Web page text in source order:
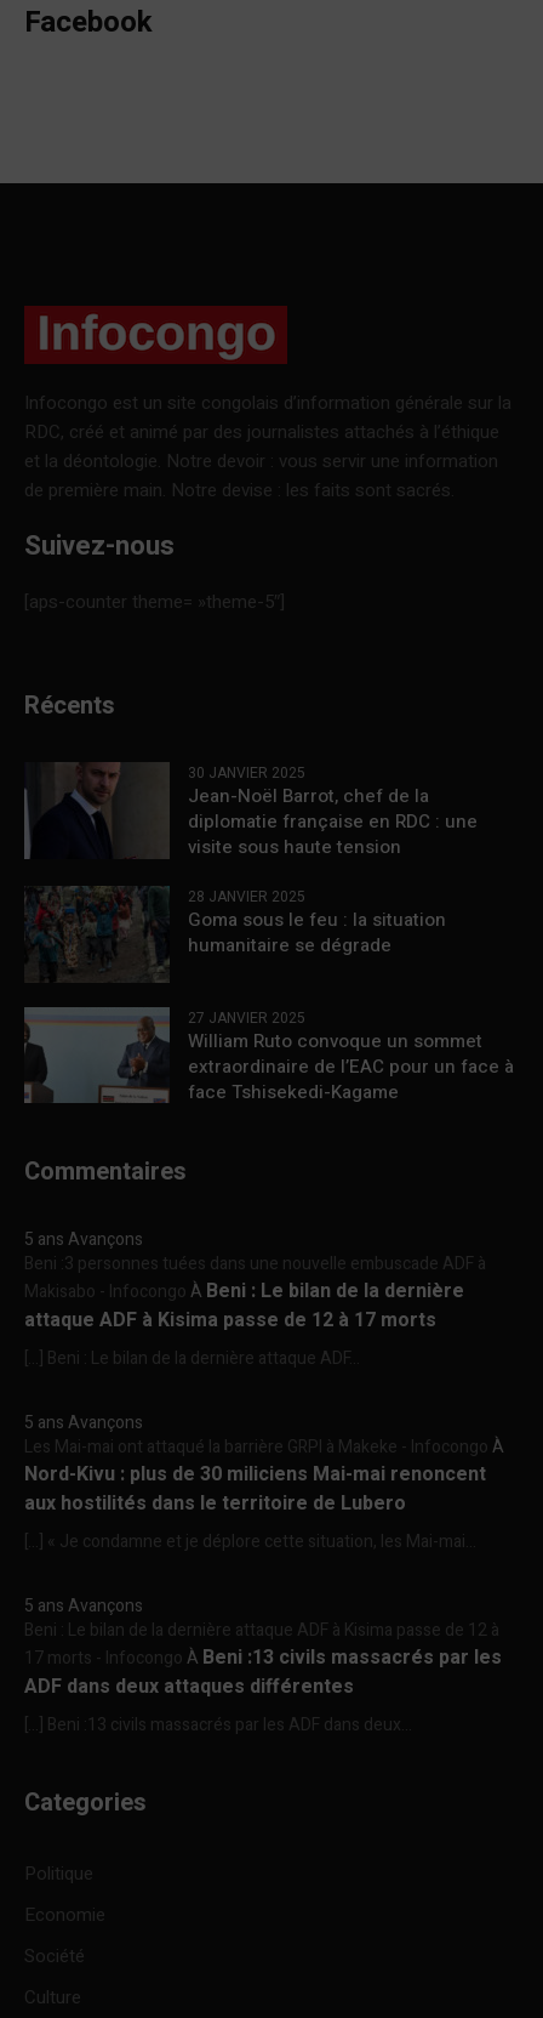
Facebook
Infocongo est un site congolais d’information générale sur la
RDC, créé et animé par des journalistes attachés à l’éthique
et la déontologie. Notre devoir : vous servir une information
de première main. Notre devise : les faits sont sacrés.
Suivez-nous
[aps-counter theme= »theme-5″]
Récents
30 JANVIER 2025
Jean-Noël Barrot, chef de la
diplomatie française en RDC : une
visite sous haute tension
28 JANVIER 2025
Goma sous le feu : la situation
humanitaire se dégrade
27 JANVIER 2025
William Ruto convoque un sommet
extraordinaire de l’EAC pour un face à
face Tshisekedi-Kagame
Commentaires
5 ans Avançons
Beni :3 personnes tuées dans une nouvelle embuscade ADF à
Makisabo - InfocongoÀ Beni : Le bilan de la dernière
attaque ADF à Kisima passe de 12 à 17 morts
[…] Beni : Le bilan de la dernière attaque ADF...
5 ans Avançons
Les Mai-mai ont attaqué la barrière GRPI à Makeke - InfocongoÀ
Nord-Kivu : plus de 30 miliciens Mai-mai renoncent
aux hostilités dans le territoire de Lubero
[…] « Je condamne et je déplore cette situation, les Mai-mai...
5 ans Avançons
Beni : Le bilan de la dernière attaque ADF à Kisima passe de 12 à
17 morts - InfocongoÀ Beni :13 civils massacrés par les
ADF dans deux attaques différentes
[…] Beni :13 civils massacrés par les ADF dans deux...
Categories
Politique
Economie
Société
Culture